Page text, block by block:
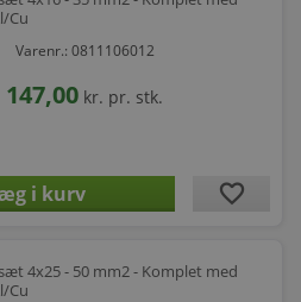
Cu
Varenr.: 0811106012
147,00 kr. pr. stk.
favorite
4x25 - 50 mm2 - Komplet med
Cu